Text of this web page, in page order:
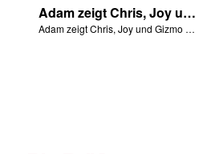
Adam zeigt Chris, Joy und Gizmo die 4 Flüsse Edens.
Adam zeigt Chris, Joy und Gizmo die 4 Flüsse Edens.